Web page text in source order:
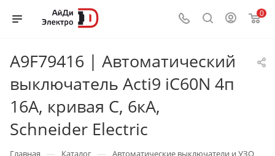
0
A9F79416 | Автоматический
выключатель Acti9 iC60N 4п
16А, кривая C, 6кА,
Schneider Electric
Главная — Каталог — Автоматические выключатели и УЗО